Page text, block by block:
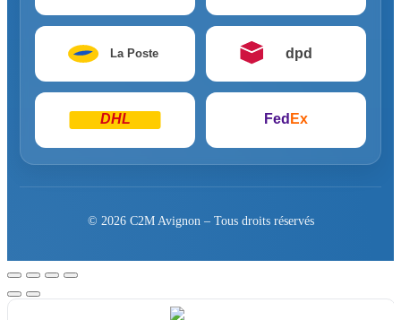
La Poste dpd
DHL Fed Ex
© 2026 C2M Avignon – Tous droits réservés